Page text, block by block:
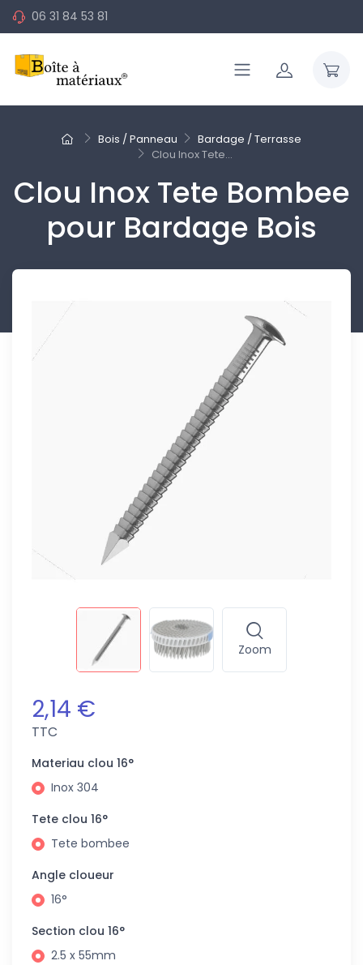
06 31 84 53 81
Bois / Panneau
Bardage / Terrasse
Clou Inox Tete...
Clou Inox Tete Bombee
pour Bardage Bois
Zoom
2,14 €
TTC
Materiau clou 16°
Inox 304
Tete clou 16°
Tete bombee
Angle cloueur
16°
Section clou 16°
2.5 x 55mm